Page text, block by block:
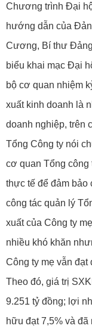
Chương trình Đại
hướng dẫn của
Cương, Bí thư
biểu khai mạc Đại
bộ cơ quan nhiệm
xuất kinh doanh là
doanh nghiệp, trên
Tổng Công ty nói
cơ quan Tổng công
thực tế để đảm bảo
công tác quản lý
xuất của Công ty
nhiều khó khăn
Công ty mẹ vẫn
Theo đó, giá trị
9.251 tỷ đồng; lợi
hữu đạt 7,5% và